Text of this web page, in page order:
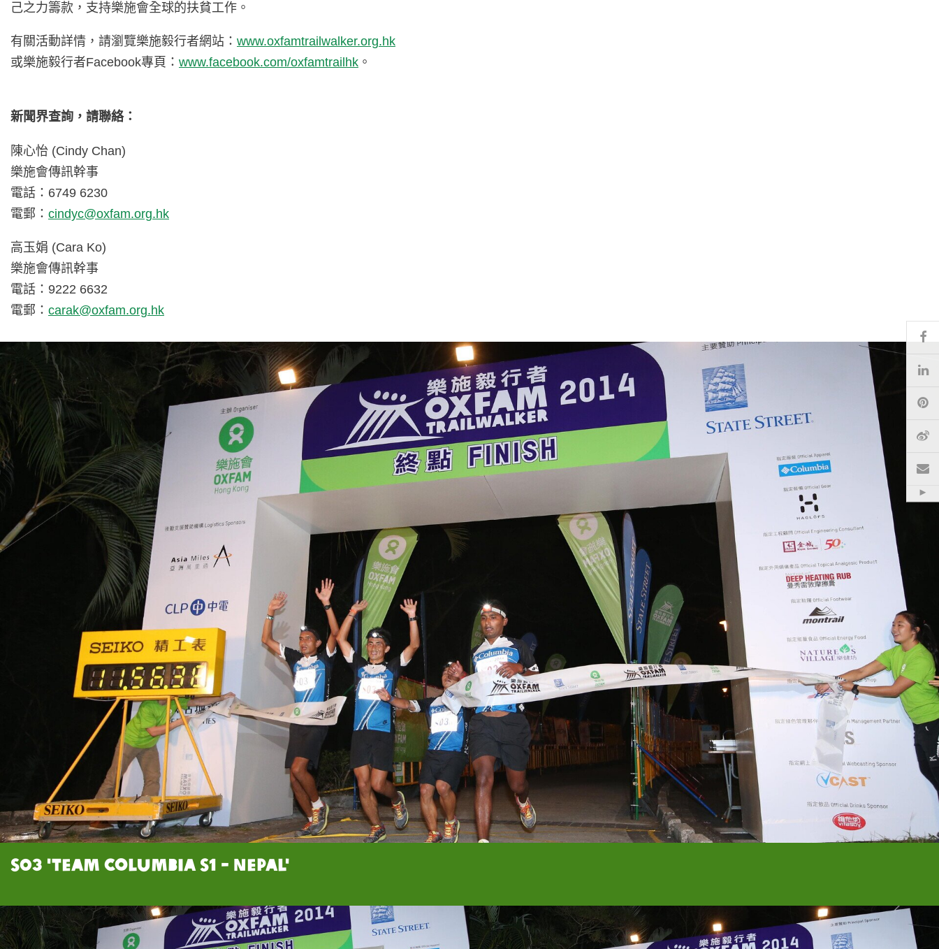
己之力籌款，支持樂施會全球的扶貧工作。
有關活動詳情，請瀏覽樂施毅行者網站： www.oxfamtrailwalker.org.hk
或樂施毅行者Facebook專頁： www.facebook.com/oxfamtrailhk 。
新聞界查詢，請聯絡：
陳心怡 (Cindy Chan)
樂施會傳訊幹事
電話：6749 6230
電郵： cindyc@oxfam.org.hk
高玉娟 (Cara Ko)
樂施會傳訊幹事
電話：9222 6632
電郵： carak@oxfam.org.hk
S03 'Team Columbia S1 - Nepal'